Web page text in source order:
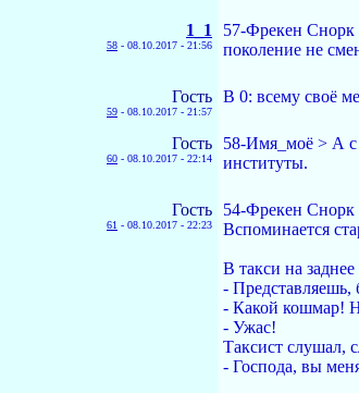
1_1
58 - 08.10.2017 - 21:56
57-Фрекен Снорк
поколение не
Гость
59 - 08.10.2017 - 21:57
В 0: всему своё
Гость
60 - 08.10.2017 - 22:14
58-Имя_моё > А с
институты.
Гость
61 - 08.10.2017 - 22:23
54-Фрекен Снорк
Вспоминается
В такси на
- Представляешь,
- Какой кошмар!
- Ужас!
Таксист слушал,
- Господа, вы